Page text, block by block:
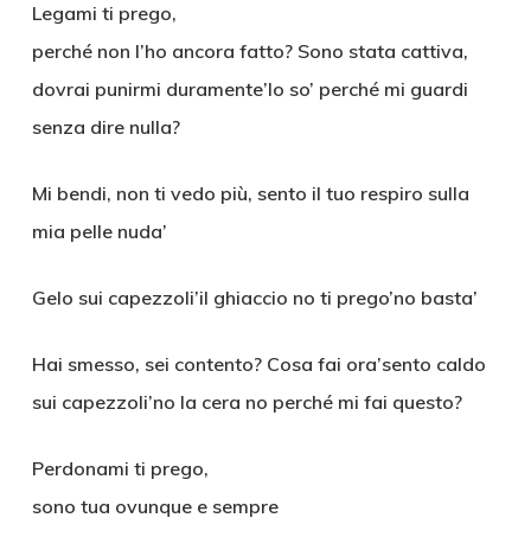
Legami ti prego,
perché non l’ho ancora fatto? Sono stata cattiva,
dovrai punirmi duramente’lo so’ perché mi guardi
senza dire nulla?
Mi bendi, non ti vedo più, sento il tuo respiro sulla
mia pelle nuda’
Gelo sui capezzoli’il ghiaccio no ti prego’no basta’
Hai smesso, sei contento? Cosa fai ora’sento caldo
sui capezzoli’no la cera no perché mi fai questo?
Perdonami ti prego,
sono tua ovunque e sempre